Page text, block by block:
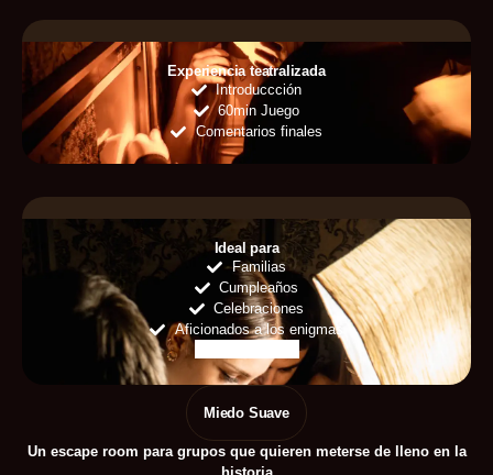
Miedo Suave
Un escape room para grupos que quieren meterse de lleno en la
Experiencia teatralizada
Introduccción
60min Juego
Comentarios finales
Ideal para
Familias
Cumpleaños
Celebraciones
Aficionados a los enigmas
Learn More